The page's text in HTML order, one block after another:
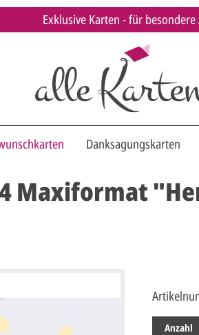
Exklusive Karten - für besondere
Danksagungskarten
Maxiformat
Anzahl